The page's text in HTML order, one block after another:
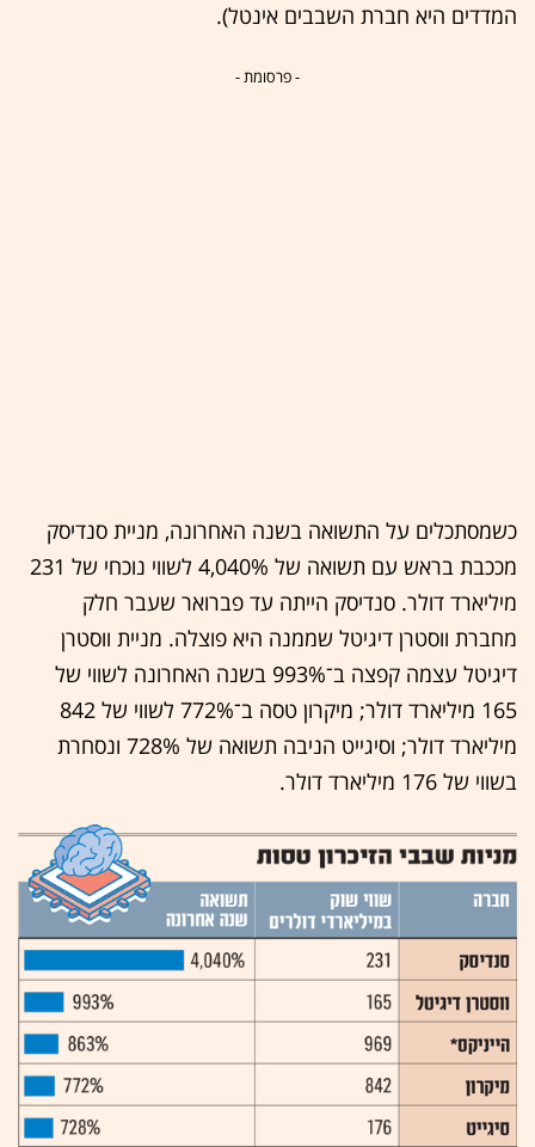
המדדים היא חברת השבבים אינטל).
- פרסומת -
כשמסתכלים על התשואה בשנה האחרונה, מניית סנדיסק
מככבת בראש עם תשואה של 4,040% לשווי נוכחי של 231
מיליארד דולר. סנדיסק הייתה עד פברואר שעבר חלק
מחברת ווסטרן דיגיטל שממנה היא פוצלה. מניית ווסטרן
דיגיטל עצמה קפצה ב־993% בשנה האחרונה לשווי של
165 מיליארד דולר; מיקרון טסה ב־772% לשווי של 842
מיליארד דולר; וסיגייט הניבה תשואה של 728% ונסחרת
בשווי של 176 מיליארד דולר.